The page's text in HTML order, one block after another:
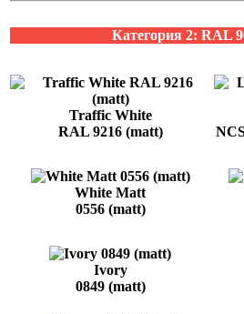
Категория 2: RAL
Traffic White
RAL 9216 (matt)
White Matt
0556 (matt)
Ivory
0849 (matt)